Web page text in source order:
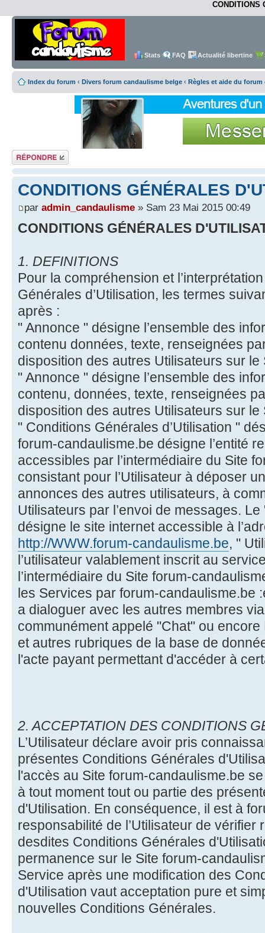
CONDITIONS
Stats FAQ Actualité libertine
Index du forum ‹ Divers forum candaulisme belge ‹ Règles et aide du forum
Répondre
CONDITIONS GÉNÉRALES
par admin_candaulisme » Sam 23 Mai 2015 00:49
CONDITIONS GÉNÉRALES
1. DEFINITIONS
Pour la compréhension et
Générales d’Utilisation, les termes
après :
" Annonce " désigne l’ensemble des
contenu données, texte, renseignées
disposition des autres Utilisateurs sur
" Annonce " désigne l’ensemble des
contenu, données, texte, renseignées
disposition des autres Utilisateurs sur
" Conditions Générales d’Utilisation "
forum-candaulisme.be désigne l’entité
accessibles par l’intermédiaire du Site
consistant pour l’Utilisateur à déposer
annonces des autres utilisateurs, à
Utilisateurs par l’envoi de messages.
désigne le site internet accessible à
http://WWW.forum-candaulisme.be, "
l’utilisateur valablement inscrit au
l’intermédiaire du Site forum-
les Services par forum-candaulisme.be
a dialoguer avec les autres membres
communément appelé "Chat" ou
et autres rubriques de la base de
l'acte payant permettant d'accéder à
2. ACCEPTATION DES CONDITIONS
L’Utilisateur déclare avoir pris
présentes Conditions Générales
l'accès au Site forum-candaulisme.be
à tout moment tout ou partie des
d'Utilisation. En conséquence, il est à
responsabilité de l’Utilisateur de vérifier
desdites Conditions Générales
permanence sur le Site forum-
Service après une modification des
d'Utilisation vaut acceptation pure et
nouvelles Conditions Générales.